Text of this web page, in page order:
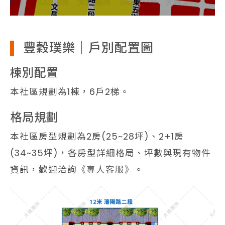
豐穀璞樂｜戶別配置圖
棟別配置
本社區規劃為1棟，6戶2梯。
格局規劃
本社區房型規劃為2房(25~28坪)、2+1房
(34~35坪)，各房型詳細格局、坪數與現有物件
資訊，歡迎洽詢 《專人客服》 。